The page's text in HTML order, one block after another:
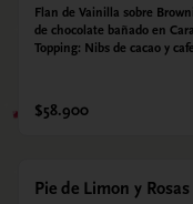
Flan de Vainilla sobre
de chocolate bañado en
Topping: Nibs de cacao y
$58.900
Pie de Limon y